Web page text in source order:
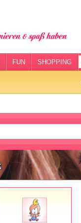
FUN SHOPPING